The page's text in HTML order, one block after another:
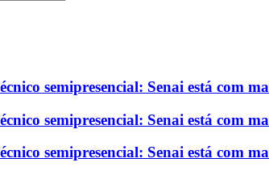
semipresencial: Senai está com
semipresencial: Senai está com
semipresencial: Senai está com